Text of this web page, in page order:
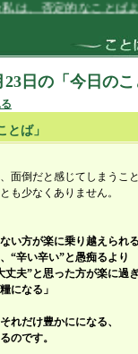
、否定的なことばよ
23日の「今日の
とば」
面倒だと感じてしまうこ
も少なくありません。
ない方が楽に乗り越えられ
“辛い辛い”と愚痴るより
夫”と思った方が楽に過
になる」
れだけ豊かにになる、
のです。